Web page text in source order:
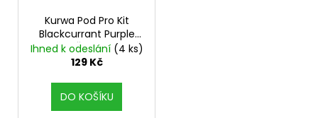
Kurwa Pod Pro Kit
Blackcurrant Purple
GrapeČerný rybíz,
Hroznové víno
Ihned k odeslání (4 ks)
129 Kč
DO KOŠÍKU